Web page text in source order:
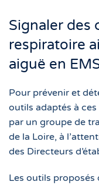
Signaler des
respiratoire
aiguë en
Pour prévenir et
outils adaptés à
par un groupe de
de la Loire, à
des Directeurs
Les outils proposés